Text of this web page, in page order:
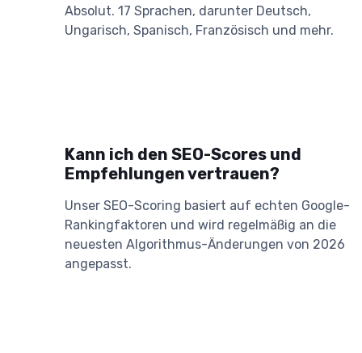
Absolut. 17 Sprachen, darunter Deutsch,
Ungarisch, Spanisch, Französisch und mehr.
Kann ich den SEO-Scores und
Empfehlungen vertrauen?
Unser SEO-Scoring basiert auf echten Google-
Rankingfaktoren und wird regelmäßig an die
neuesten Algorithmus-Änderungen von 2026
angepasst.